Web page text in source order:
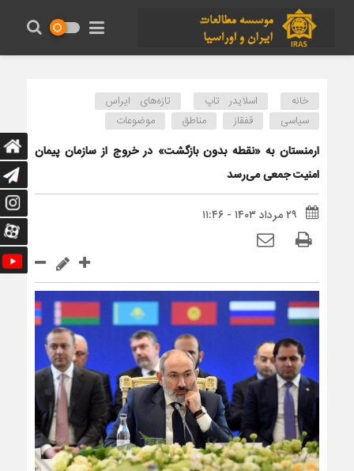
خانه اسلایدر تاپ
تازه‌های ایراس
سیاسی
قفقاز مناطق موضوعات
ارمنستان به «نقطه بدون بازگشت» در خروج از سازمان پیمان
امنیت جمعی می‌رسد
۲۹ مرداد ۱۴۰۳ - ۱۱:۴۶